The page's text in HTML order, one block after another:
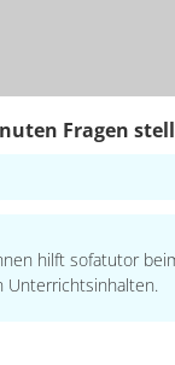
Fragen
hilft sofatutor
Unterrichtsinhalten.